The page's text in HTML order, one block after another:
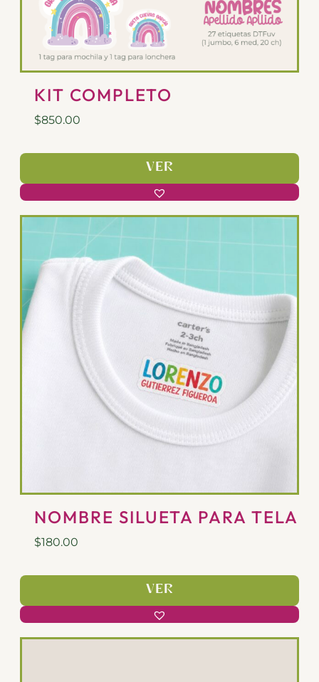
KIT COMPLETO
$850.00
VER
NOMBRE SILUETA PARA TELA
$180.00
VER